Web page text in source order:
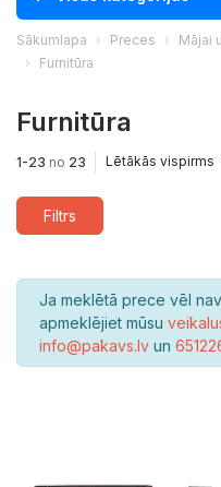
Sākumlapa Preces Mājai
Furnitūra
Furnitūra
1-23 no 23 Lētākās vispirms
Filtrs
Ja meklētā prece vēl
apmeklējiet mūsu
info@pakavs.lv un